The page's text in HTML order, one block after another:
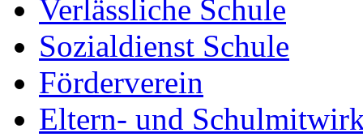
Verlässliche Schule
Sozialdienst Schule
Förderverein
Eltern- und